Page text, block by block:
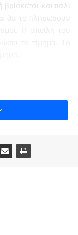
και πάλι
θα το πληρώσουν